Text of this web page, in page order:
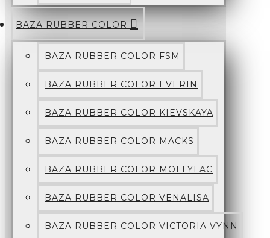
BAZA RUBBER COLOR
BAZA RUBBER COLOR FSM
BAZA RUBBER COLOR EVERIN
BAZA RUBBER COLOR KIEVSKAYA
BAZA RUBBER COLOR MACKS
BAZA RUBBER COLOR MOLLYLAC
BAZA RUBBER COLOR VENALISA
BAZA RUBBER COLOR VICTORIA VYNN